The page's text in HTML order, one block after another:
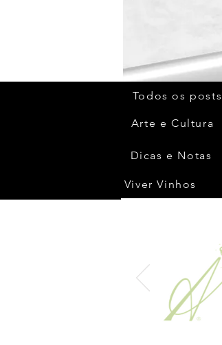
Todos os posts
Arte e Cultura
Dicas e Notas
Viver Vinhos